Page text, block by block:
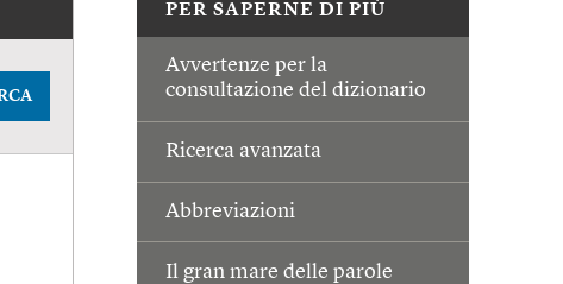
PER SAPERNE DI PIÙ
Avvertenze per la
consultazione del dizionario
Ricerca avanzata
Abbreviazioni
Il gran mare delle parole